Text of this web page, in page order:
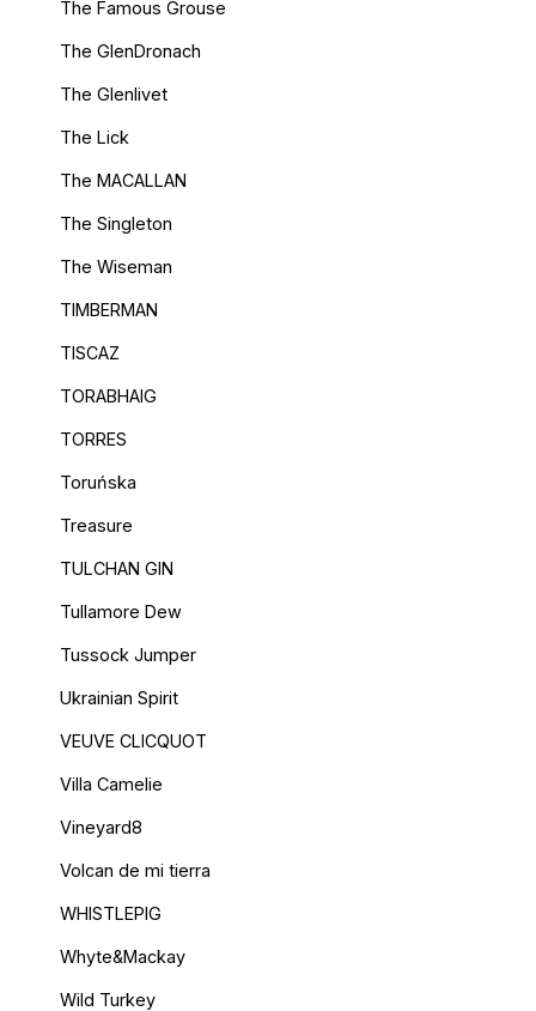
The Famous Grouse
The GlenDronach
The Glenlivet
The Lick
The MACALLAN
The Singleton
The Wiseman
TIMBERMAN
TISCAZ
TORABHAIG
TORRES
Toruńska
Treasure
TULCHAN GIN
Tullamore Dew
Tussock Jumper
Ukrainian Spirit
VEUVE CLICQUOT
Villa Camelie
Vineyard8
Volcan de mi tierra
WHISTLEPIG
Whyte&Mackay
Wild Turkey